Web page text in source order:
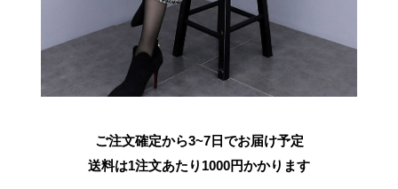
ご注文確定から3~7日でお届け予定
送料は1注文あたり 1000円かかります